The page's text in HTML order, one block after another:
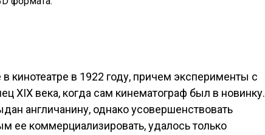
в 1922 году, причем эксперименты с
века, когда сам кинематограф был в новинку.
англичанину, однако усовершенствовать
ее коммерциализировать, удалось только